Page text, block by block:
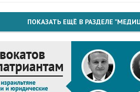
ПОКАЗАТЬ ЕЩЁ В РАЗДЕЛЕ